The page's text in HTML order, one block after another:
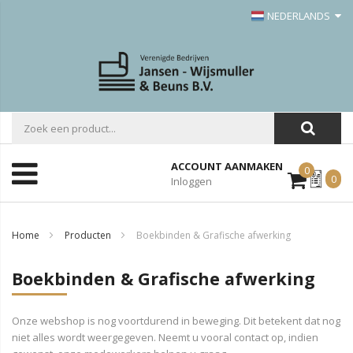
NEDERLANDS
ACCOUNT AANMAKEN
Inloggen
0Mijn
Offerte
0
Home Producten Boekbinden & Grafische afwerking
Boekbinden & Grafische afwerking
Onze webshop is nog voortdurend in beweging. Dit betekent dat nog
niet alles wordt weergegeven. Neemt u vooral contact op, indien